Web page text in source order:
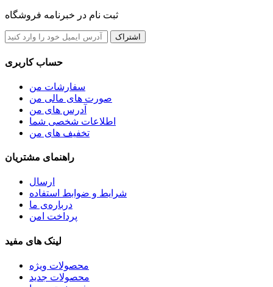
ثبت نام در خبرنامه فروشگاه
اشتراک
حساب کاربری
سفارشات من
صورت های مالی من
آدرس های من
اطلاعات شخصی شما
تخفیف های من
راهنمای مشتریان
ارسال
شرایط و ضوابط استفاده
درباره‌ی ما
پرداخت امن
لینک های مفید
محصولات ویژه
محصولات جدید